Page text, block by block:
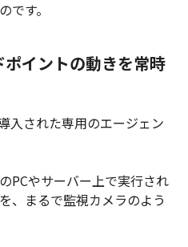
です。
イントの動きを常時
入された専用のエージェン
PCやサーバー上で実行され
、まるで監視カメラのよう